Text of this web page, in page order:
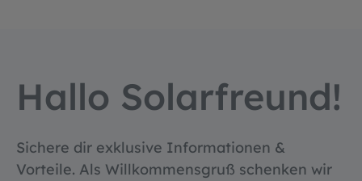
Hallo Solarfreund!
Sichere dir exklusive Informationen &
Vorteile. Als Willkommensgruß schenken wir